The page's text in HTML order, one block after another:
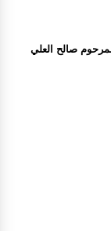
صالح العلي